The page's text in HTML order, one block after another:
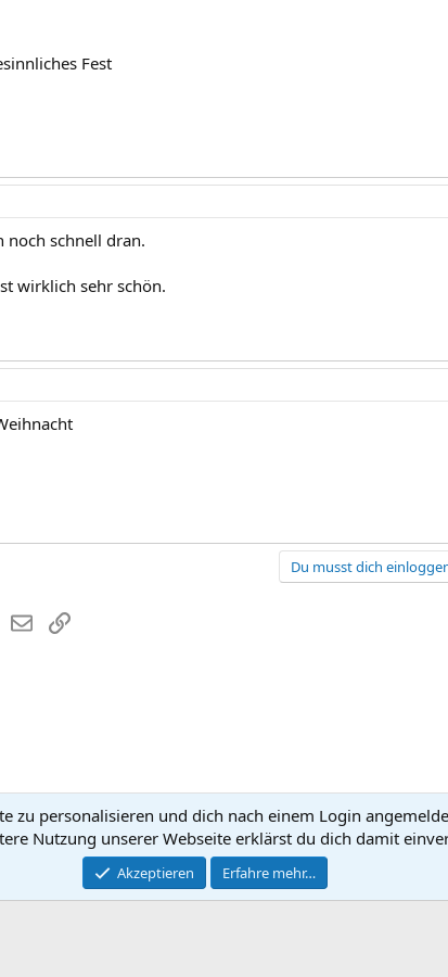
Fest
noch schnell dran.
wirklich sehr schön.
Du musst dich
E-MailLink
Kontakt
Community platform by XenForo ® © 2010-2026 XenForo Ltd.
zu personalisieren und dich nach einem Login
Nutzung unserer Webseite erklärst du dich damit
Akzeptieren Erfahre mehr…